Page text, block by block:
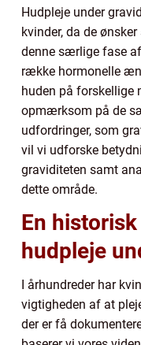
Hudpleje under
kvinder, da de
denne særlige fase
række hormonelle
huden på forskellige
opmærksom på de
udfordringer, som
vil vi udforske
graviditeten samt
dette område.
En
hudpleje
I århundreder har
vigtigheden af at
der er få